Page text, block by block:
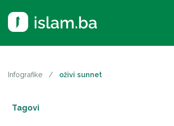
Infografike / oživi sunnet
Tagovi